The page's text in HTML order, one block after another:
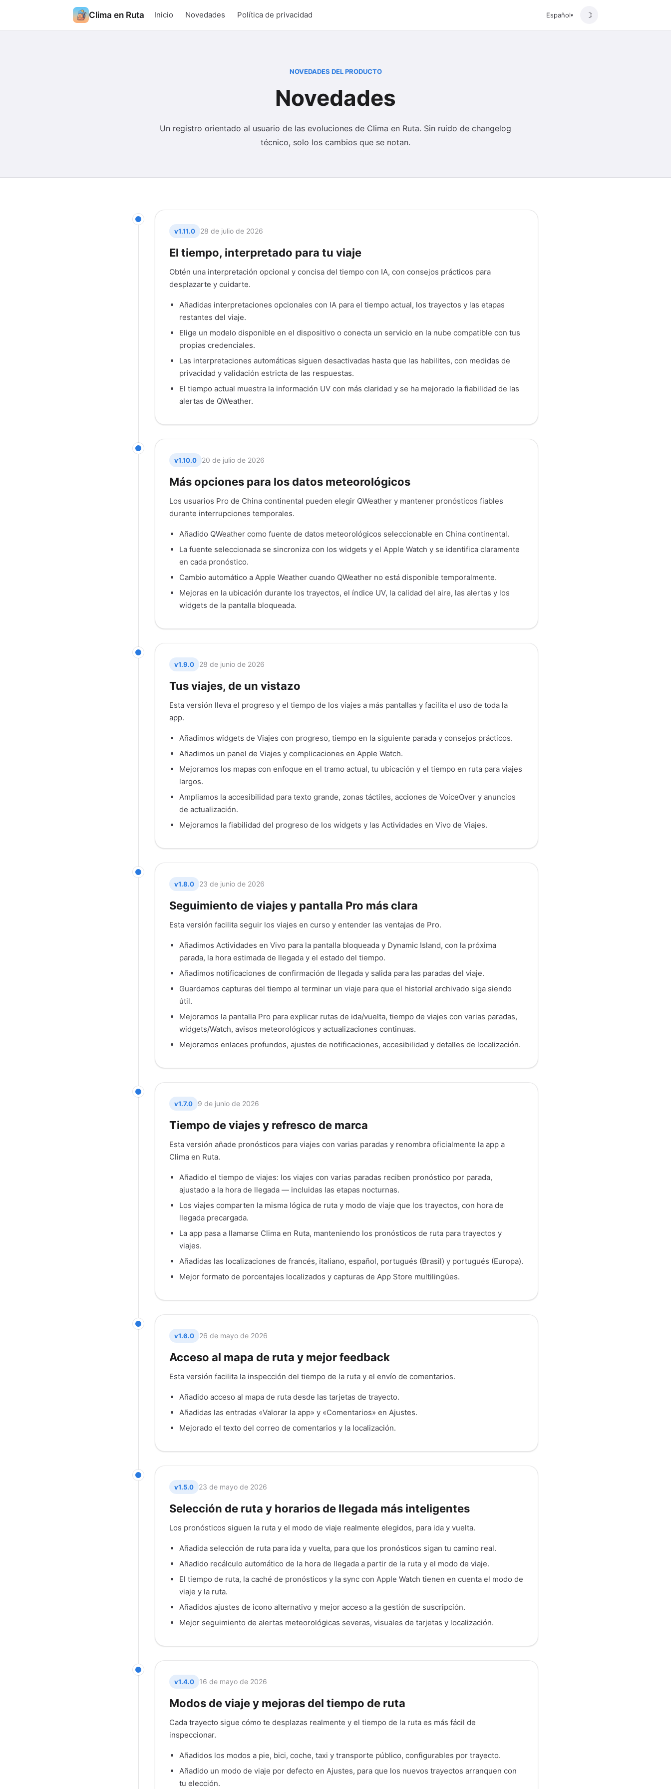
Clima en Ruta Inicio Novedades Política de privacidad Español▾ ☽
NOVEDADES DEL PRODUCTO
Novedades
Un registro orientado al usuario de las evoluciones de Clima en Ruta. Sin ruido de changelog
técnico, solo los cambios que se notan.
v1.11.0 28 de julio de 2026
El tiempo, interpretado para tu viaje
Obtén una interpretación opcional y concisa del tiempo con IA, con consejos prácticos para
desplazarte y cuidarte.
Añadidas interpretaciones opcionales con IA para el tiempo actual, los trayectos y las etapas
restantes del viaje.
Elige un modelo disponible en el dispositivo o conecta un servicio en la nube compatible con tus
propias credenciales.
Las interpretaciones automáticas siguen desactivadas hasta que las habilites, con medidas de
privacidad y validación estricta de las respuestas.
El tiempo actual muestra la información UV con más claridad y se ha mejorado la fiabilidad de las
alertas de QWeather.
v1.10.0 20 de julio de 2026
Más opciones para los datos meteorológicos
Los usuarios Pro de China continental pueden elegir QWeather y mantener pronósticos fiables
durante interrupciones temporales.
Añadido QWeather como fuente de datos meteorológicos seleccionable en China continental.
La fuente seleccionada se sincroniza con los widgets y el Apple Watch y se identifica claramente
en cada pronóstico.
Cambio automático a Apple Weather cuando QWeather no está disponible temporalmente.
Mejoras en la ubicación durante los trayectos, el índice UV, la calidad del aire, las alertas y los
widgets de la pantalla bloqueada.
v1.9.0 28 de junio de 2026
Tus viajes, de un vistazo
Esta versión lleva el progreso y el tiempo de los viajes a más pantallas y facilita el uso de toda la
app.
Añadimos widgets de Viajes con progreso, tiempo en la siguiente parada y consejos prácticos.
Añadimos un panel de Viajes y complicaciones en Apple Watch.
Mejoramos los mapas con enfoque en el tramo actual, tu ubicación y el tiempo en ruta para viajes
largos.
Ampliamos la accesibilidad para texto grande, zonas táctiles, acciones de VoiceOver y anuncios
de actualización.
Mejoramos la fiabilidad del progreso de los widgets y las Actividades en Vivo de Viajes.
v1.8.0 23 de junio de 2026
Seguimiento de viajes y pantalla Pro más clara
Esta versión facilita seguir los viajes en curso y entender las ventajas de Pro.
Añadimos Actividades en Vivo para la pantalla bloqueada y Dynamic Island, con la próxima
parada, la hora estimada de llegada y el estado del tiempo.
Añadimos notificaciones de confirmación de llegada y salida para las paradas del viaje.
Guardamos capturas del tiempo al terminar un viaje para que el historial archivado siga siendo
útil.
Mejoramos la pantalla Pro para explicar rutas de ida/vuelta, tiempo de viajes con varias paradas,
widgets/Watch, avisos meteorológicos y actualizaciones continuas.
Mejoramos enlaces profundos, ajustes de notificaciones, accesibilidad y detalles de localización.
v1.7.0 9 de junio de 2026
Tiempo de viajes y refresco de marca
Esta versión añade pronósticos para viajes con varias paradas y renombra oficialmente la app a
Clima en Ruta.
Añadido el tiempo de viajes: los viajes con varias paradas reciben pronóstico por parada,
ajustado a la hora de llegada — incluidas las etapas nocturnas.
Los viajes comparten la misma lógica de ruta y modo de viaje que los trayectos, con hora de
llegada precargada.
La app pasa a llamarse Clima en Ruta, manteniendo los pronósticos de ruta para trayectos y
viajes.
Añadidas las localizaciones de francés, italiano, español, portugués (Brasil) y portugués (Europa).
Mejor formato de porcentajes localizados y capturas de App Store multilingües.
v1.6.0 26 de mayo de 2026
Acceso al mapa de ruta y mejor feedback
Esta versión facilita la inspección del tiempo de la ruta y el envío de comentarios.
Añadido acceso al mapa de ruta desde las tarjetas de trayecto.
Añadidas las entradas «Valorar la app» y «Comentarios» en Ajustes.
Mejorado el texto del correo de comentarios y la localización.
v1.5.0 23 de mayo de 2026
Selección de ruta y horarios de llegada más inteligentes
Los pronósticos siguen la ruta y el modo de viaje realmente elegidos, para ida y vuelta.
Añadida selección de ruta para ida y vuelta, para que los pronósticos sigan tu camino real.
Añadido recálculo automático de la hora de llegada a partir de la ruta y el modo de viaje.
El tiempo de ruta, la caché de pronósticos y la sync con Apple Watch tienen en cuenta el modo de
viaje y la ruta.
Añadidos ajustes de icono alternativo y mejor acceso a la gestión de suscripción.
Mejor seguimiento de alertas meteorológicas severas, visuales de tarjetas y localización.
v1.4.0 16 de mayo de 2026
Modos de viaje y mejoras del tiempo de ruta
Cada trayecto sigue cómo te desplazas realmente y el tiempo de la ruta es más fácil de
inspeccionar.
Añadidos los modos a pie, bici, coche, taxi y transporte público, configurables por trayecto.
Añadido un modo de viaje por defecto en Ajustes, para que los nuevos trayectos arranquen con
tu elección.